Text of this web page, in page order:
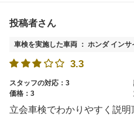
投稿者さん
車検を実施した車両 ： ホンダ インサ
3.3
スタッフの対応：3
価格：3
立会車検でわかりやすく説明